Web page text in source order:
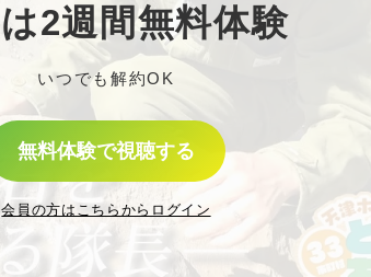
2週間無料体験
いつでも解約OK
無料体験で視聴する
会員の方はこちらからログイン